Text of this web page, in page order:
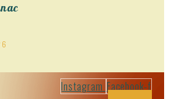
Instagram Facebook-f